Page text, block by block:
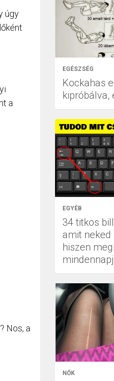
úgy
a
Nos, a
EGÉSZSÉG
Kockahas
kipróbálva,
EGYÉB
34 titkos
amit neked
hiszen
NŐK